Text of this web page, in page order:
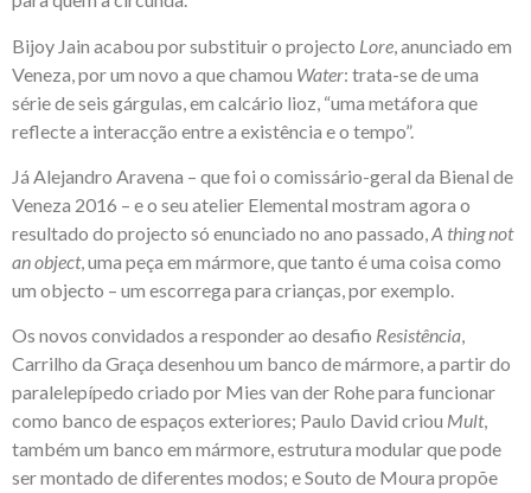
Bijoy Jain acabou por substituir o projecto Lore , anunciado em
Veneza, por um novo a que chamou Water: trata-se de uma
série de seis gárgulas, em calcário lioz, “uma metáfora que
reflecte a interacção entre a existência e o tempo”.
Já Alejandro Aravena – que foi o comissário-geral da Bienal de
Veneza 2016 – e o seu atelier Elemental mostram agora o
resultado do projecto só enunciado no ano passado,A thing not
an object, uma peça em mármore, que tanto é uma coisa como
um objecto – um escorrega para crianças, por exemplo.
Os novos convidados a responder ao desafio Resistência,
Carrilho da Graça desenhou um banco de mármore, a partir do
paralelepípedo criado por Mies van der Rohe para funcionar
como banco de espaços exteriores; Paulo David criou Mult,
também um banco em mármore, estrutura modular que pode
ser montado de diferentes modos; e Souto de Moura propõe